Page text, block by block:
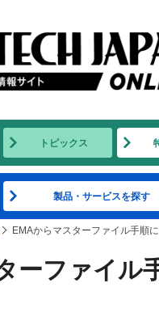
トピックス
製品・サービスを探す
EMAからマスターファイル手順
ーファイル